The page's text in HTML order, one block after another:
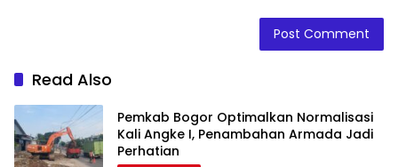
Read Also
Pemkab Bogor Optimalkan Normalisasi
Kali Angke I, Penambahan Armada Jadi
Perhatian